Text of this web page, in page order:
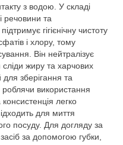
з водою. У складі
речовини та
гігієнічну чистоту
і хлору, тому
Він нейтралізує
жиру та харчових
зберігання та
використання
легко
для миття
посуду. Для догляду за
за допомогою губки,